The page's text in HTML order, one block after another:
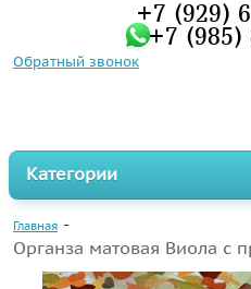
+7 (929)
+7 (985)
Обратный звонок
Категории
Главная
Органза матовая Виола с